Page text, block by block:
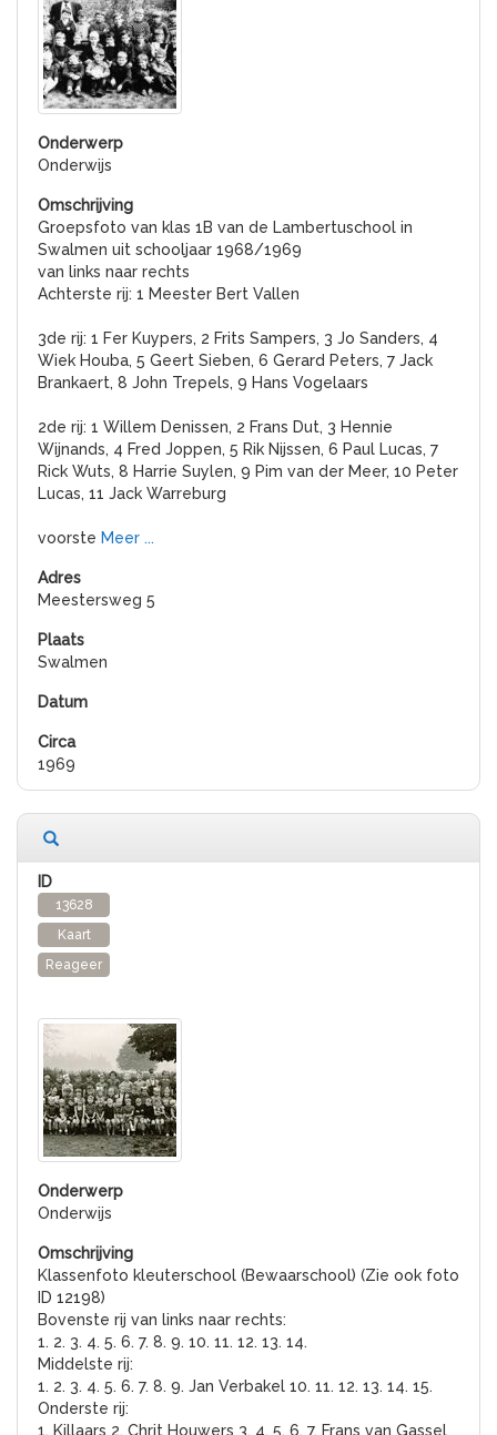
Onderwijs
Groepsfoto van klas 1B van de Lambertuschool in
Swalmen uit schooljaar 1968/1969
van links naar rechts
Achterste rij: 1 Meester Bert Vallen
3de rij: 1 Fer Kuypers, 2 Frits Sampers, 3 Jo Sanders, 4
Wiek Houba, 5 Geert Sieben, 6 Gerard Peters, 7 Jack
Brankaert, 8 John Trepels, 9 Hans Vogelaars
2de rij: 1 Willem Denissen, 2 Frans Dut, 3 Hennie
Wijnands, 4 Fred Joppen, 5 Rik Nijssen, 6 Paul Lucas, 7
Rick Wuts, 8 Harrie Suylen, 9 Pim van der Meer, 10 Peter
Lucas, 11 Jack Warreburg
voorste Meer ...
Meestersweg 5
Swalmen
1969
13628
Kaart
Reageer
Onderwijs
Klassenfoto kleuterschool (Bewaarschool) (Zie ook foto
ID 12198)
Bovenste rij van links naar rechts:
1. 2. 3. 4. 5. 6. 7. 8. 9. 10. 11. 12. 13. 14.
Middelste rij:
1. 2. 3. 4. 5. 6. 7. 8. 9. Jan Verbakel 10. 11. 12. 13. 14. 15.
Onderste rij:
1. Killaars 2. Chrit Houwers 3. 4. 5. 6. 7. Frans van Gassel